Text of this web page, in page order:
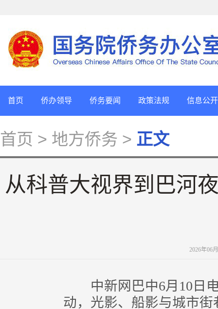
首页 侨办领导 侨务要闻 政策法规 信息公开
首页 > 地方侨务 > 正文
从科普大视界到巴河
2026年06
中新网巴中6月10日电
动，光影、船影与城市